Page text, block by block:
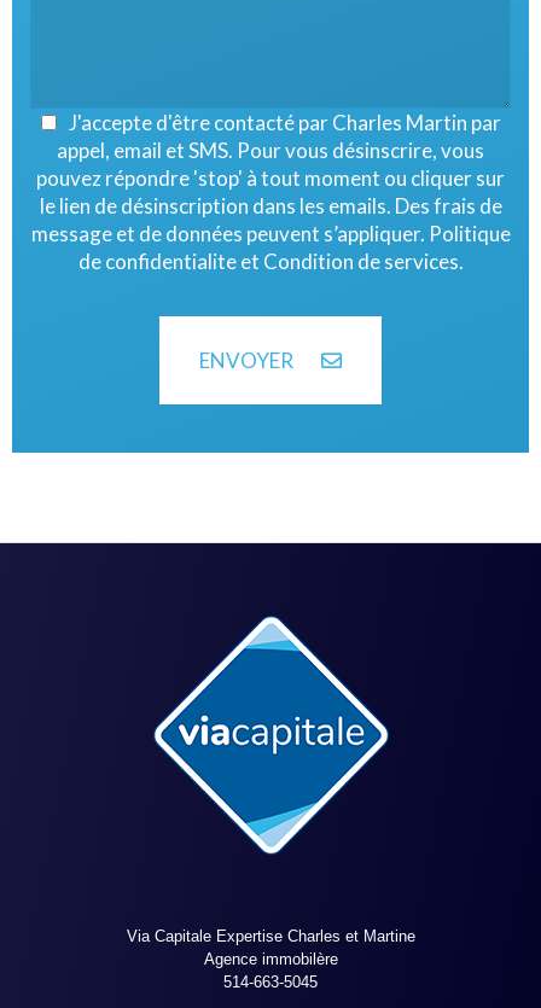
J'accepte d'être contacté par Charles Martin par
appel, email et SMS. Pour vous désinscrire, vous
pouvez répondre 'stop' à tout moment ou cliquer sur
le lien de désinscription dans les emails. Des frais de
message et de données peuvent s’appliquer. Politique
de confidentialite et Condition de services.
ENVOYER
Via Capitale Expertise Charles et Martine
Agence immobilère
514-663-5045